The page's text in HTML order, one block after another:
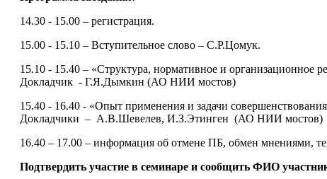
14.30 - 15.00 – регистрация.
15.00 - 15.10 – Вступительное слово – С.Р.Цомук.
15.10 - 15.40 – «Структура, нормативное и организационное
Докладчик - Г.Я.Дымкин (АО НИИ мостов)
15.40 - 16.40 - «Опыт применения и задачи
Докладчики – А.В.Шевелев, И.З.Этинген (АО НИИ мостов)
16.40 – 17.00 – информация об отмене ПБ, обмен мнениями,
Подтвердить участие в семинаре и сообщить ФИО